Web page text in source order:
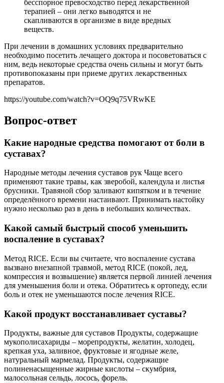
бесспорное превосходство перед лекарственной
терапией – они легко выводятся и не
скапливаются в организме в виде вредных
веществ.
При лечении в домашних условиях предварительно
необходимо посетить лечащего доктора и посоветоваться с
ним, ведь некоторые средства очень сильны и могут быть
противопоказаны при приеме других лекарственных
препаратов.
https://youtube.com/watch?v=OQ9q75VRwKE
Вопрос-ответ
Какие народные средства помогают от боли в
суставах?
Народные методы лечения суставов рук Чаще всего
применяют такие травы, как зверобой, календула и листья
брусники. Травяной сбор заливают кипятком и в течение
определённого времени настаивают. Принимать настойку
нужно несколько раз в день в небольших количествах.
Какой самый быстрый способ уменьшить
воспаление в суставах?
Метод RICE. Если вы считаете, что воспаление сустава
вызвано внезапной травмой, метод RICE (покой, лед,
компрессия и возвышение) является первой линией лечения
для уменьшения боли и отека. Обратитесь к ортопеду, если
боль и отек не уменьшаются после лечения RICE.
Какой продукт восстанавливает суставы?
Продукты, важные для суставов Продукты, содержащие
мукополисахариды – морепродукты, желатин, холодец,
крепкая уха, заливное, фруктовые и ягодные желе,
натуральный мармелад. Продукты, содержащие
полиненасыщенные жирные кислоты – скумбрия,
малосольная сельдь, лосось, форель.